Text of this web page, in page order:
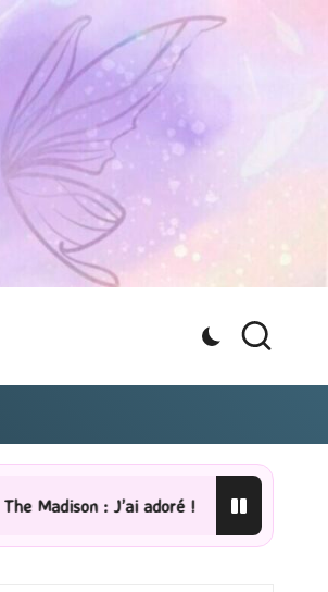
[Lecture] La femme de